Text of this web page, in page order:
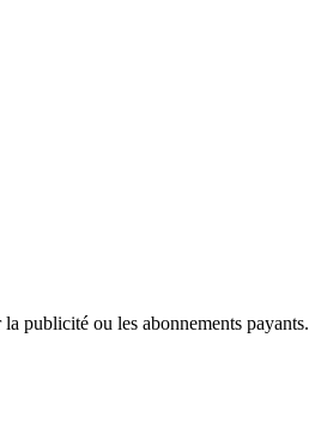
publicité ou les abonnements payants.